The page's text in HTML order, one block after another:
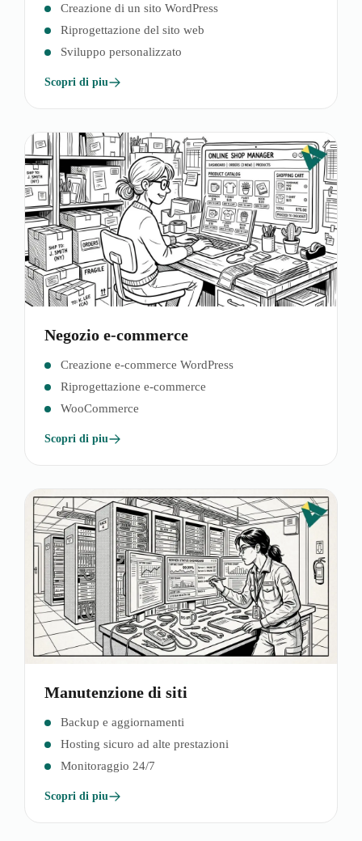
Creazione di un sito WordPress
Riprogettazione del sito web
Sviluppo personalizzato
Scopri di piu
Negozio e-commerce
Creazione e-commerce WordPress
Riprogettazione e-commerce
WooCommerce
Scopri di piu
Manutenzione di siti
Backup e aggiornamenti
Hosting sicuro ad alte prestazioni
Monitoraggio 24/7
Scopri di piu